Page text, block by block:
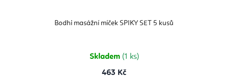
Bodhi masážní míček SPIKY SET 5 kusů
Skladem (1 ks)
463 Kč